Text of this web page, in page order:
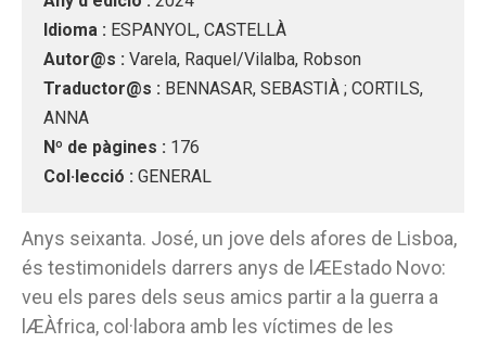
Idioma : ESPANYOL, CASTELLÀ
Autor@s : Varela, Raquel/Vilalba, Robson
Traductor@s : BENNASAR, SEBASTIÀ ; CORTILS,
ANNA
Nº de pàgines : 176
Col·lecció : GENERAL
Anys seixanta. José, un jove dels afores de Lisboa,
és testimonidels darrers anys de lÆEstado Novo:
veu els pares dels seus amics partir a la guerra a
lÆÀfrica, col·labora amb les víctimes de les